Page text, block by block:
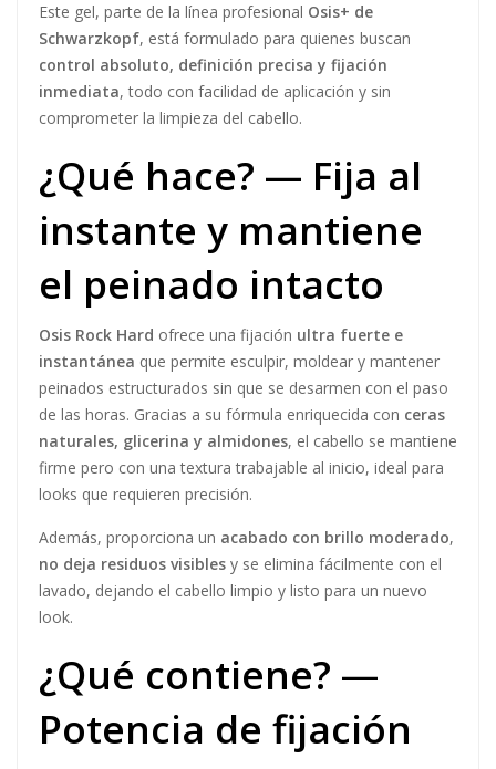
Este gel, parte de la línea profesional Osis+ de
Schwarzkopf, está formulado para quienes buscan
control absoluto, definición precisa y fijación
inmediata, todo con facilidad de aplicación y sin
comprometer la limpieza del cabello.
¿Qué hace? — Fija al
instante y mantiene
el peinado intacto
Osis Rock Hard ofrece una fijación ultra fuerte e
instantánea que permite esculpir, moldear y mantener
peinados estructurados sin que se desarmen con el paso
de las horas. Gracias a su fórmula enriquecida con ceras
naturales, glicerina y almidones, el cabello se mantiene
firme pero con una textura trabajable al inicio, ideal para
looks que requieren precisión.
Además, proporciona un acabado con brillo moderado,
no deja residuos visibles y se elimina fácilmente con el
lavado, dejando el cabello limpio y listo para un nuevo
look.
¿Qué contiene? —
Potencia de fijación